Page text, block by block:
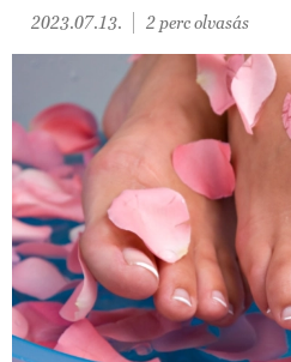
2023.07.13. 2 perc olvasás